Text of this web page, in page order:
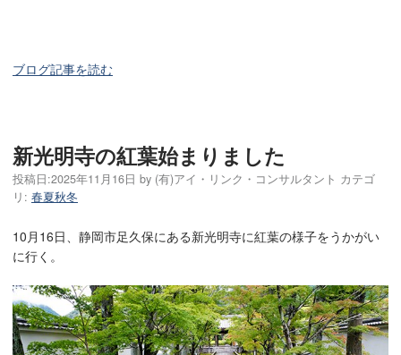
ブログ記事を読む
新光明寺の紅葉始まりました
投稿日:2025年11月16日 by (有)アイ・リンク・コンサルタント カテゴ
リ: 春夏秋冬
10月16日、静岡市足久保にある新光明寺に紅葉の様子をうかがい
に行く。